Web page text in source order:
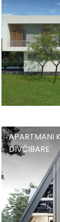
APARTMANI
KOD
CRKVE,
DIVČIBARE
APARTMANI
DIVČIBARE